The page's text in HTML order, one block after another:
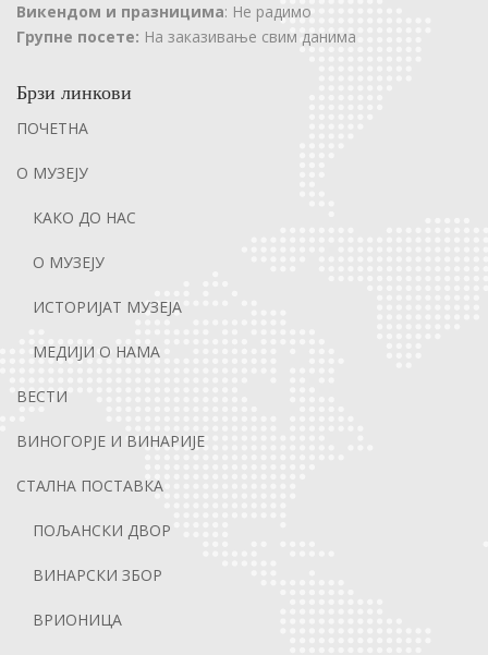
Викендом и празницима: Не радимо
Групне посете: На заказивање свим данима
Брзи линкови
ПОЧЕТНА
О МУЗЕЈУ
КАКО ДО НАС
О МУЗЕЈУ
ИСТОРИЈАТ МУЗЕЈА
МЕДИЈИ О НАМА
ВЕСТИ
ВИНОГОРЈЕ И ВИНАРИЈЕ
СТАЛНА ПОСТАВКА
ПОЉАНСКИ ДВОР
ВИНАРСКИ ЗБОР
ВРИОНИЦА